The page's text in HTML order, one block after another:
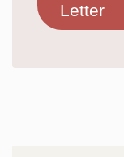
Letter